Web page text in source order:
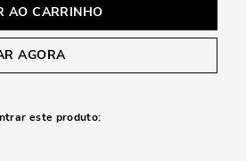
AO CARRINHO
AGORA
este produto: